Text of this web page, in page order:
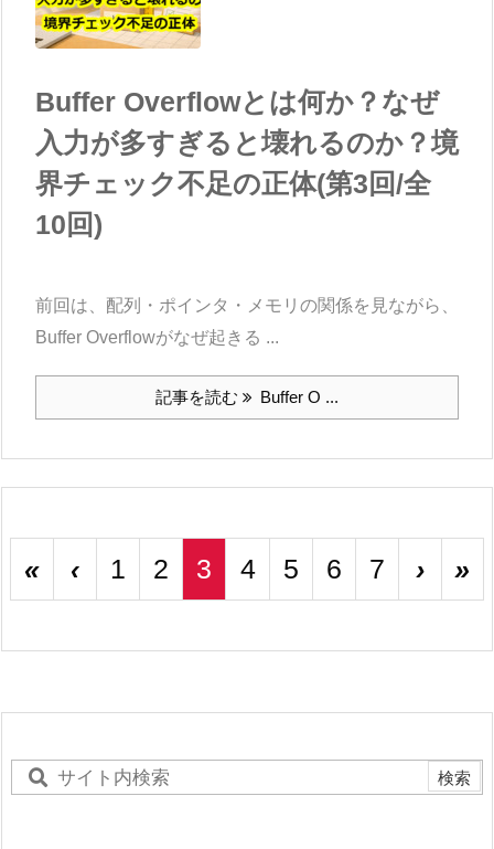
Buffer Overflowとは何か？なぜ
入力が多すぎると壊れるのか？境
界チェック不足の正体(第3回/全
10回)
前回は、配列・ポインタ・メモリの関係を見ながら、
Buffer Overflowがなぜ起きる ...
記事を読む Buffer O ...
« ‹ 1 2 3 4 5 6 7 › »